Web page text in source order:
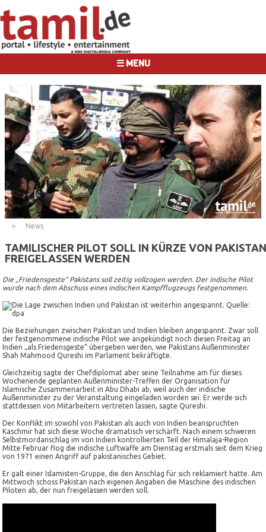
☰ MENU
News
TAMILISCHER PILOT SOLL IN KÜRZE VON PAKISTAN
FREIGELASSEN WERDEN
Die „Friedensgeste“ Pakistans soll zeitig vollzogen werden. Der indische Pilot
wurde nach dem Abschuss eines indischen Kampfflugzeugs festgenommen.
Die Beziehungen zwischen Pakistan und Indien bleiben angespannt. Zwar soll
der festgenommene indische Pilot wie angekündigt noch diesen Freitag an
Indien „als Friedensgeste“ übergeben werden, wie Pakistans Außenminister
Shah Mahmood Qureshi im Parlament bekräftigte.
Gleichzeitig sagte der Chefdiplomat aber seine Teilnahme am für dieses
Wochenende geplanten Außenminister-Treffen der Organisation für
Islamische Zusammenarbeit in Abu Dhabi ab, weil auch der indische
Außenminister zu der Veranstaltung eingeladen worden sei. Er werde sich
stattdessen von Mitarbeitern vertreten lassen, sagte Qureshi.
Der Konflikt im sowohl von Pakistan als auch von Indien beanspruchten
Kaschmir hat sich diese Woche dramatisch verschärft. Nach einem schweren
Selbstmordanschlag im von Indien kontrollierten Teil der Himalaja-Region
Mitte Februar flog die indische Luftwaffe am Dienstag erstmals seit dem Krieg
von 1971 einen Angriff auf pakistanisches Gebiet.
Er galt einer Islamisten-Gruppe, die den Anschlag für sich reklamiert hatte. Am
Mittwoch schoss Pakistan nach eigenen Angaben die Maschine des indischen
Piloten ab, der nun freigelassen werden soll.